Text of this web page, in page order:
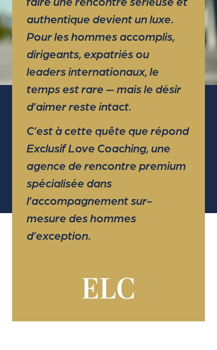
authentique devient un luxe.
Pour les hommes accomplis,
dirigeants, expatriés ou
leaders internationaux, le
temps est rare — mais le désir
d’aimer reste intact.
C’est à cette quête que répond
Exclusif Love Coaching, une
agence de rencontre premium
spécialisée dans
l’accompagnement sur-
mesure des hommes
d’exception.
ELC